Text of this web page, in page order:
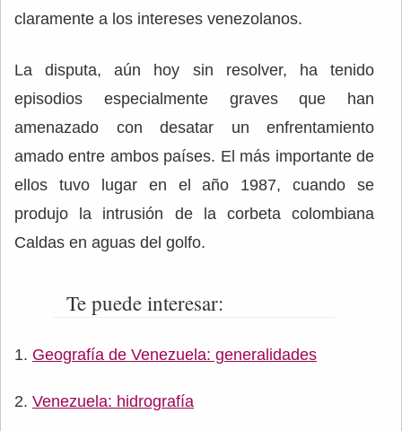
claramente a los intereses venezolanos.
La disputa, aún hoy sin resolver, ha tenido
episodios especialmente graves que han
amenazado con desatar un enfrentamiento
amado entre ambos países. El más importante de
ellos tuvo lugar en el año 1987, cuando se
produjo la intrusión de la corbeta colombiana
Caldas en aguas del golfo.
Te puede interesar:
Geografía de Venezuela: generalidades
Venezuela: hidrografía